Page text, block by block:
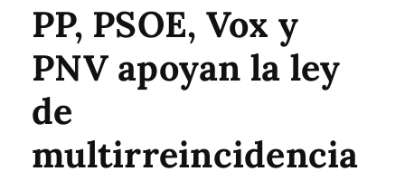
PP, PSOE, Vox y
PNV apoyan la ley
de
multirreincidencia